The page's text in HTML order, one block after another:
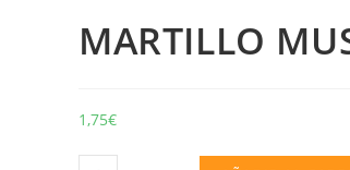
MARTILLO
1,75€